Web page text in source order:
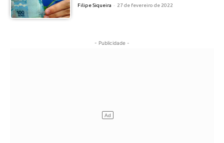
Filipe Siqueira - 27 de fevereiro de 2022
- Publicidade -